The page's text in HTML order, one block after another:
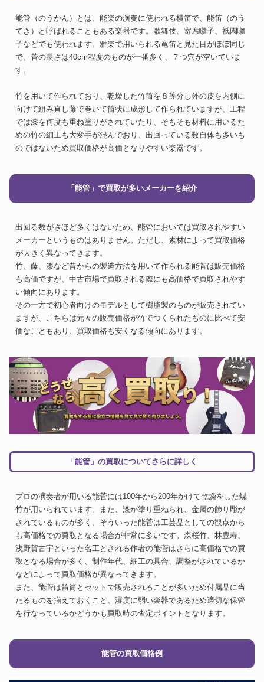
能管（のうかん）とは、能楽の演奏に使われる横笛で、能笛（のう
てき）と呼ばれることもある楽器です。歌舞伎、寄席囃子、祇園囃
子などでも使われます。雅楽で用いられる竜笛と見た目がほぼ同じ
で、菅の長さは40cm程度のものが一番多く、７つ穴が空いていま
す。
竹を用いて作られており、乾燥した竹筒を８等分し外の皮を内側に
向けて組み直し藤で巻いて筒状に成形して作られていますが、工程
では漆を何度も重ね塗りがされていたり、そもそも材料に用いるた
めの竹の細工も大変手が混んでおり、出回っている数自体も多いも
のではないため買取価格が高価となりやすい楽器です。
「能管」で買取が多いメーカーを紹介
出回る数がさほど多くはないため、能管においては買取されやすい
メーカーというものはありません。ただし、素材によって買取価格
が大きく異なってきます。
竹、藤、漆など昔からの製造方法を用いて作られる能菅は販売価格
も高価ですが、中古市場で買取される際にも高価格で買取されやす
い傾向にあります。
その一方で初心者向けのモデルとして樹脂製のものが販売されてい
ますが、こちらは元々の販売価格が竹でつくられたものに比べて安
価なこともあり、買取価格も安くなる傾向にあります。
「能管」の買取についてさらに詳しく
プロの演奏者が用いる能菅には100年から200年かけて乾燥をした煤
竹が用いられています。また、漆が塗り重ねられ、金属の飾り彫が
されているものが多く、そういった能菅は工芸品としての観点から
も高価格での買取となる場合が非常に多いです。森桜竹、林豊寿、
浅野賀古宇といった名工とされる作者の能菅はさらに高価格での買
取となる場合が多く、制作年代、細工の具合、調整がされているか
などによって買取価格が異なってきます。
また、能菅は笛筒とセットで販売されることが多いため付属品に当
たるものを揃えておくこと、湿度に弱い楽器であるため適切な保管
を行なっているかどうかも買取時の査定ポイントとなります。
能管の買取価格例